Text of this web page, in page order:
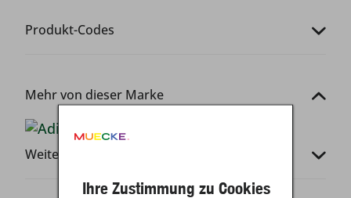
Produkt-Codes
Mehr von dieser Marke
Weitere Infos
Ihre Zustimmung zu Cookies